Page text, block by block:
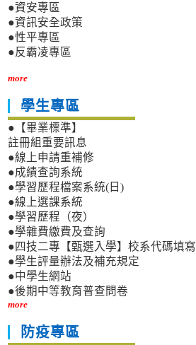
●資安專區
●資訊安全政策
●性平專區
●反霸凌專區
more
學生專區
●【畢業標準】
註冊組重要訊息
●線上申請重補修
●成績查詢系統
●學習歷程檔案系統(日)
●線上選課系統
●學習歷程（夜）
●學雜費繳費及查詢
●四技二專【甄選入學】校系代碼填寫
●學生評量辦法及補充規定
●中學生網站
●後期中等教育普查問卷
more
防疫專區